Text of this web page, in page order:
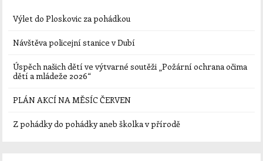
Výlet do Ploskovic za pohádkou
Návštěva policejní stanice v Dubí
Úspěch našich dětí ve výtvarné soutěži „Požární ochrana očima
dětí a mládeže 2026“
PLÁN AKCÍ NA MĚSÍC ČERVEN
Z pohádky do pohádky aneb školka v přírodě